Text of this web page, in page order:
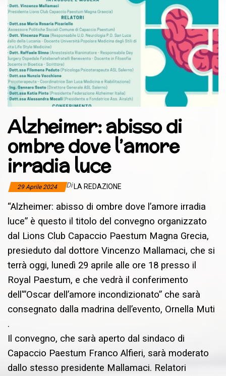
Alzheimer: abisso di
ombre dove l’amore
irradia luce
29 Aprile 2024 Di LA REDAZIONE
“Alzheimer: abisso di ombre dove l’amore irradia
luce” è questo il titolo del convegno organizzato
dal Lions Club Capaccio Paestum Magna Grecia,
presieduto dal dottore Vincenzo Mallamaci, che si
terrà oggi, lunedì 29 aprile alle ore 18 presso il
Royal Paestum, e che vedrà il conferimento
dell'”Oscar dell’amore incondizionato” che sarà
consegnato dalla madrina dell’evento, Ornella Muti
.
Il convegno, che sarà aperto dal sindaco di
Capaccio Paestum Franco Alfieri, sarà moderato
dallo stesso presidente Mallamaci. Relatori